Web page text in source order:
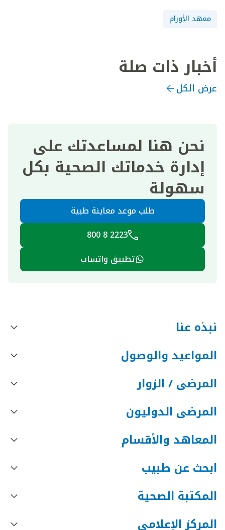
معهد الأورام
أخبار ذات صلة
عرض الكل
نحن هنا لمساعدتك على
إدارة خدماتك الصحية بكل
سهولة
طلب موعد معاينة طبية
2223 8 800
تطبيق واتساب
نبذه عنا
المواعيد والوصول
المرضى / الزوار
المرضى الدوليون
المعاهد والأقسام
ابحث عن طبيب
المكتبة الصحية
المركز الإعلامي